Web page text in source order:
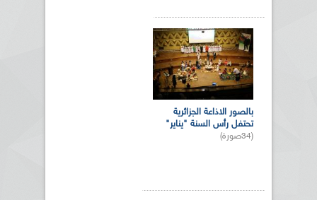
بالصور الاذاعة الجزائرية
تحتفل رأس السنة "يناير"
(34صورة)